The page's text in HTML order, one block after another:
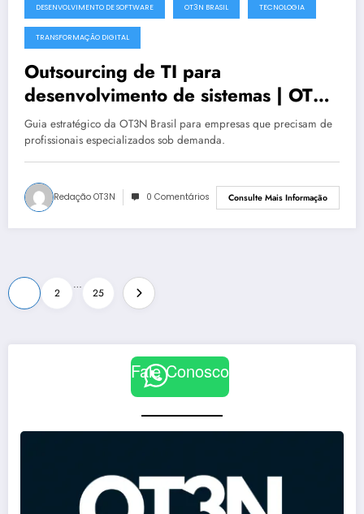
junho 30, 2025
DESENVOLVIMENTO DE SOFTWARE OT3N BRASIL TECNOLOGIA
TRANSFORMAÇÃO DIGITAL
Outsourcing de TI para
desenvolvimento de sistemas | OT3N
Brasil
Guia estratégico da OT3N Brasil para empresas que precisam de
profissionais especializados sob demanda.
Redação OT3N 0 Comentários Consulte Mais Informação
Paginação
de
posts
2
…
25
Fale Conosco